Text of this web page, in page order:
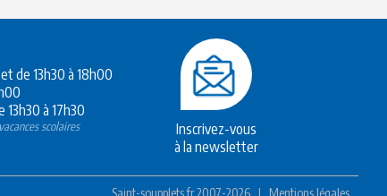
de 13h30 à 18h00
à 17h30
scolaires
Inscrivez-vous
à la newsletter
Saint-soupplets.fr 2007-2026 | Mentions légales